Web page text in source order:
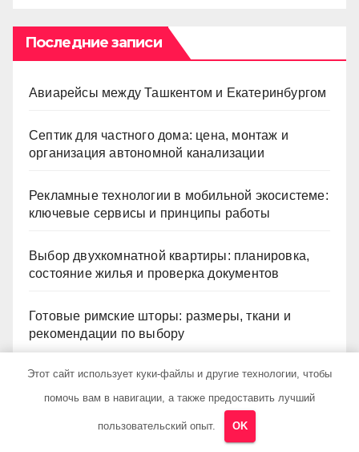
Последние записи
Авиарейсы между Ташкентом и Екатеринбургом
Септик для частного дома: цена, монтаж и
организация автономной канализации
Рекламные технологии в мобильной экосистеме:
ключевые сервисы и принципы работы
Выбор двухкомнатной квартиры: планировка,
состояние жилья и проверка документов
Готовые римские шторы: размеры, ткани и
рекомендации по выбору
Архив
Этот сайт использует куки-файлы и другие технологии, чтобы
помочь вам в навигации, а также предоставить лучший
пользовательский опыт. OK